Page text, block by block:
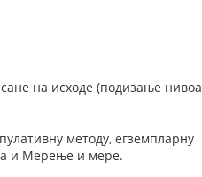
на исходе (подизање нивоа
методу, егземпларну
и Мерење и мере.